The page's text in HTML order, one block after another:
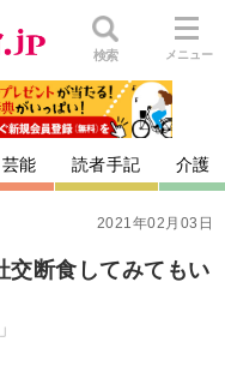
検索 メニュー
芸能 読者手記 介護
2021年02月03日
交断食してみてもい